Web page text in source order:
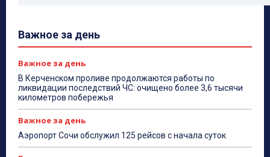
Важное за день
Важное за день
В Керченском проливе продолжаются работы по
ликвидации последствий ЧС: очищено более 3,6 тысячи
километров побережья
Важное за день
Аэропорт Сочи обслужил 125 рейсов с начала суток